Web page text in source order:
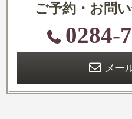
ご予約・お問
0284-
メー